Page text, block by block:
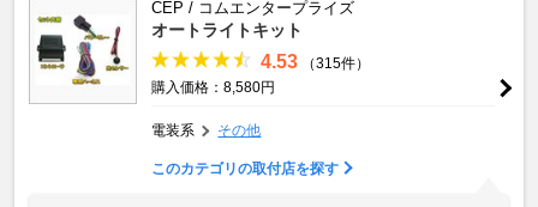
CEP / コムエンタープライズ
オートライトキット
4.53
（315件）
購入価格：8,580円
電装系 その他
このカテゴリの取付店を探す